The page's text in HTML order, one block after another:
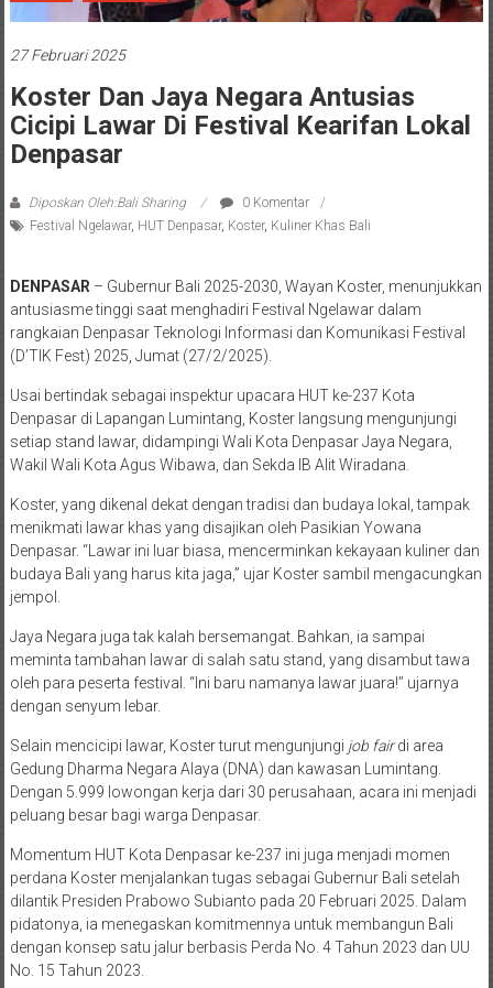
27 Februari 2025
Koster Dan Jaya Negara Antusias
Cicipi Lawar Di Festival Kearifan Lokal
Denpasar
Diposkan Oleh:Bali Sharing
0 Komentar
Festival Ngelawar, HUT Denpasar, Koster, Kuliner Khas Bali
DENPASAR – Gubernur Bali 2025-2030, Wayan Koster, menunjukkan
antusiasme tinggi saat menghadiri Festival Ngelawar dalam
rangkaian Denpasar Teknologi Informasi dan Komunikasi Festival
(D’TIK Fest) 2025, Jumat (27/2/2025).
Usai bertindak sebagai inspektur upacara HUT ke-237 Kota
Denpasar di Lapangan Lumintang, Koster langsung mengunjungi
setiap stand lawar, didampingi Wali Kota Denpasar Jaya Negara,
Wakil Wali Kota Agus Wibawa, dan Sekda IB Alit Wiradana.
Koster, yang dikenal dekat dengan tradisi dan budaya lokal, tampak
menikmati lawar khas yang disajikan oleh Pasikian Yowana
Denpasar. “Lawar ini luar biasa, mencerminkan kekayaan kuliner dan
budaya Bali yang harus kita jaga,” ujar Koster sambil mengacungkan
jempol.
Jaya Negara juga tak kalah bersemangat. Bahkan, ia sampai
meminta tambahan lawar di salah satu stand, yang disambut tawa
oleh para peserta festival. “Ini baru namanya lawar juara!” ujarnya
dengan senyum lebar.
Selain mencicipi lawar, Koster turut mengunjungi job fairdi area
Gedung Dharma Negara Alaya (DNA) dan kawasan Lumintang.
Dengan 5.999 lowongan kerja dari 30 perusahaan, acara ini menjadi
peluang besar bagi warga Denpasar.
Momentum HUT Kota Denpasar ke-237 ini juga menjadi momen
perdana Koster menjalankan tugas sebagai Gubernur Bali setelah
dilantik Presiden Prabowo Subianto pada 20 Februari 2025. Dalam
pidatonya, ia menegaskan komitmennya untuk membangun Bali
dengan konsep satu jalur berbasis Perda No. 4 Tahun 2023 dan UU
No. 15 Tahun 2023.